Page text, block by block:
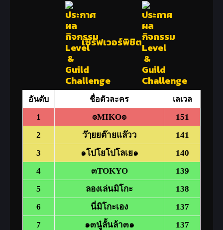
ตุ้มหูหยกดำ – ปีศาจ ระดับ 130
– พลังปราณ +3 พลังโจมตีวิชา
10% ค่าชีวิต 150
4-10
ยาเทพไร้มลทิน(10 วัน) (แลก
เปลี่ยนได้)
ตุ้มหูศิษย์ลาวา – ปีศาจระดับ 120
+3
– พลังปราณ +3 พลังโจมตีวิชา 8%
11-20
ยาเทพไร้มลทิน(10 วัน) (แลก
เปลี่ยนได้)
ตุ้มหูศิษย์ลาวา – ปีศาจ
ระดับ 120
เซิร์ฟเวอร์พิชิต
อันดับ ชื่อตัวละคร เลเวล
1 ๏MIKO๏
151
2
ว๊ๅยยต๊ายแล๊วว
141
3
๑โปโยโปโลเย๑
140
4
๓TOKYO
139
5
ลองเล่นมิโกะ
138
6
นี่มิโกะเอง
137
7
๑๓นู๋ลั้นล้า๓๑
137